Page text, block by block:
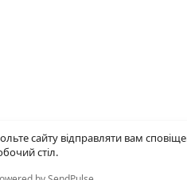
сайту відправляти вам
стіл.